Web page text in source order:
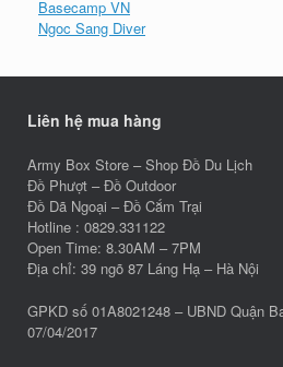
Basecamp VN
Ngoc Sang Diver
Liên hệ mua hàng
Army Box Store – Shop Đồ Du Lịch
Đồ Phượt – Đồ Outdoor
Đồ Dã Ngoại – Đồ Cắm Trại
Hotline : 0829.331122
Open Time: 8.30AM – 7PM
Địa chỉ: 39 ngõ 87 Láng Hạ – Hà Nội
GPKD số 01A8021248 – UBND Quận
07/04/2017